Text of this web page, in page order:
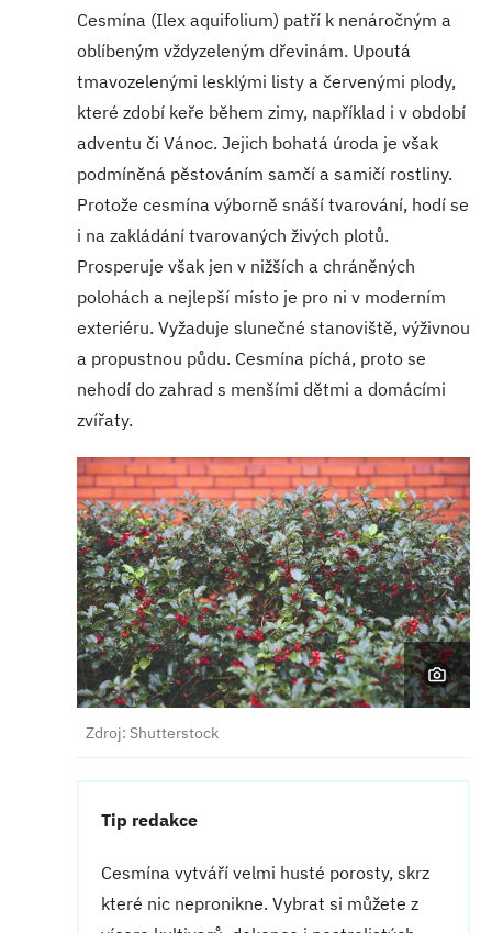
Cesmína (Ilex aquifolium) patří k nenáročným a
oblíbeným vždyzeleným dřevinám. Upoutá
tmavozelenými lesklými listy a červenými plody,
které zdobí keře během zimy, například i v období
adventu či Vánoc. Jejich bohatá úroda je však
podmíněná pěstováním samčí a samičí rostliny.
Protože cesmína výborně snáší tvarování, hodí se
i na zakládání tvarovaných živých plotů.
Prosperuje však jen v nižších a chráněných
polohách a nejlepší místo je pro ni v moderním
exteriéru. Vyžaduje slunečné stanoviště, výživnou
a propustnou půdu. Cesmína píchá, proto se
nehodí do zahrad s menšími dětmi a domácími
zvířaty.
Zdroj: Shutterstock
Tip redakce
Cesmína vytváří velmi husté porosty, skrz
které nic nepronikne. Vybrat si můžete z